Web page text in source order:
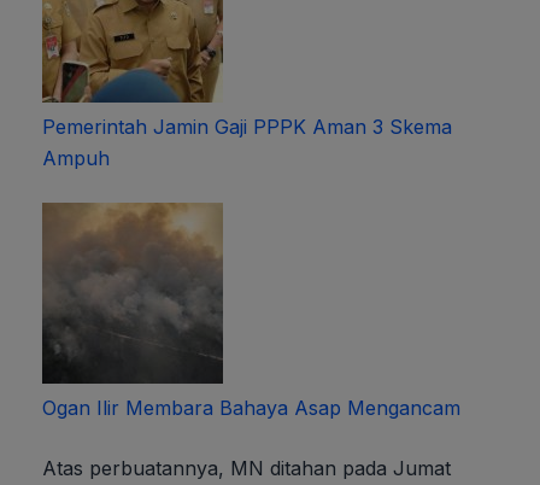
Pemerintah Jamin Gaji PPPK Aman 3 Skema
Ampuh
Ogan Ilir Membara Bahaya Asap Mengancam
Atas perbuatannya, MN ditahan pada Jumat